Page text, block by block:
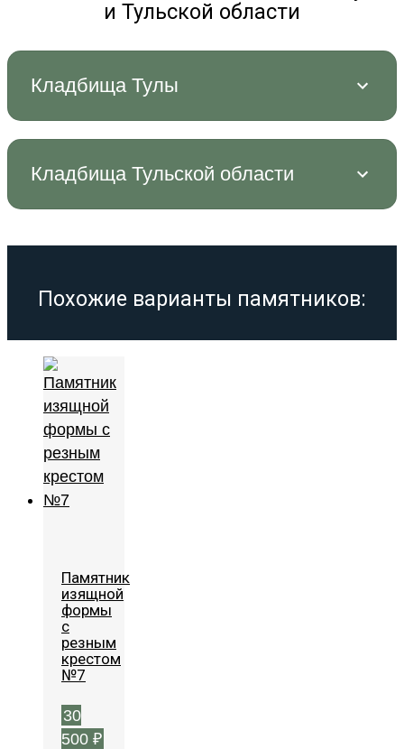
и Тульской области
Кладбища Тулы
Кладбища Тульской области
Похожие варианты памятников:
Памятник
изящной
формы
с
резным
крестом
№7
30
500 ₽